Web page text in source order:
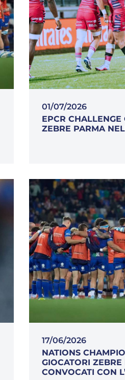
01/07/2026
EPCR
ZEBRE PARMA
17/06/2026
NATIONS
GIOCATORI ZEBRE
CONVOCATI CON